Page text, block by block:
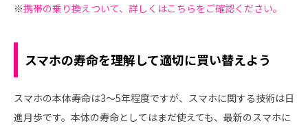
※携帯の乗り換えついて、詳しくはこちらをご確認ください。
スマホの寿命を理解して適切に買い替えよう
スマホの本体寿命は3～5年程度ですが、スマホに関する技術は日
進月歩です。本体の寿命としてはまだ使えても、最新のスマホに